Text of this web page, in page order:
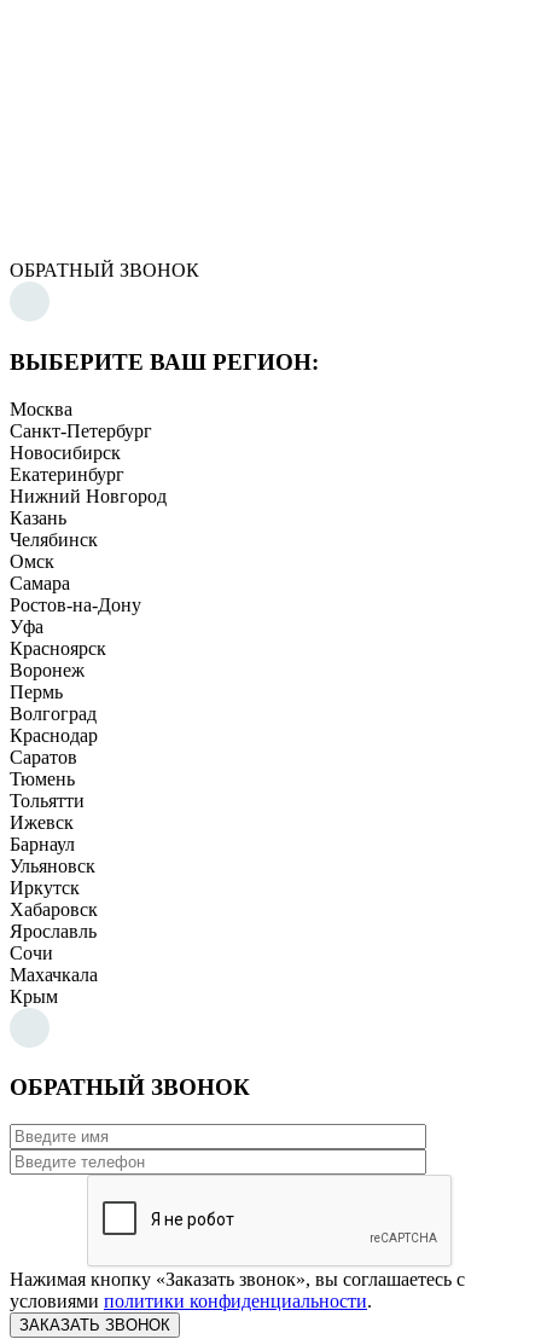
ОБРАТНЫЙ ЗВОНОК
ВЫБЕРИТЕ ВАШ РЕГИОН:
Москва
Санкт-Петербург
Новосибирск
Екатеринбург
Нижний Новгород
Казань
Челябинск
Омск
Самара
Ростов-на-Дону
Уфа
Красноярск
Воронеж
Пермь
Волгоград
Краснодар
Саратов
Тюмень
Тольятти
Ижевск
Барнаул
Ульяновск
Иркутск
Хабаровск
Ярославль
Сочи
Махачкала
Крым
ОБРАТНЫЙ ЗВОНОК
Нажимая кнопку «Заказать звонок», вы соглашаетесь с
условиями политики конфиденциальности.